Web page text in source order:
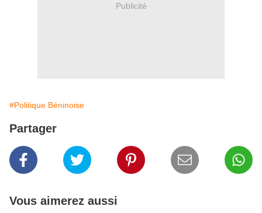
Publicité
#Politique Béninoise
Partager
Vous aimerez aussi